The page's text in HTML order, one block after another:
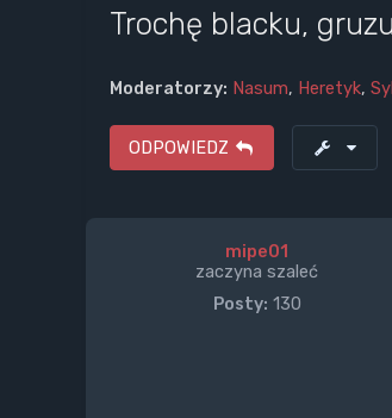
Trochę blacku,
Moderatorzy: Nasum, Heretyk,
ODPOWIEDZ
mipe01
zaczyna szaleć
Posty: 130